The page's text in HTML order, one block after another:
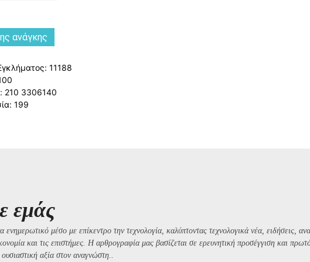
ανάγκης
11188
210 3306140
199
εμάς
μέσο με επίκεντρο την τεχνολογία, καλύπτοντας τεχνολογικά νέα, ειδήσεις,
και τις επιστήμες. Η αρθρογραφία μας βασίζεται σε ερευνητική προσέγγιση και
αξία στον αναγνώστη..